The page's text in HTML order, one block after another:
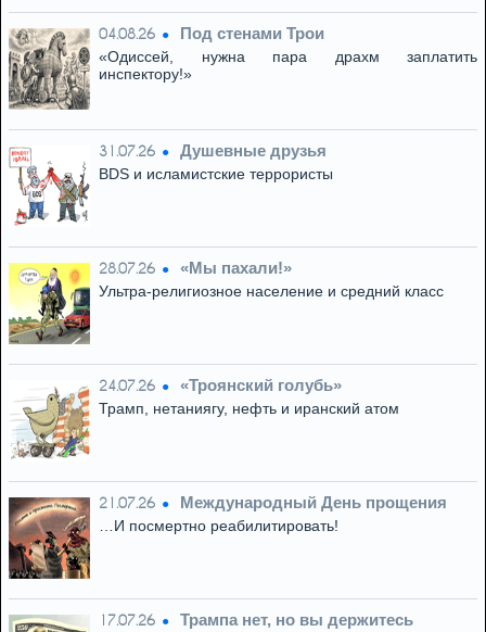
04.08.26 Под стенами Трои
«Одиссей, нужна пара драхм заплатить
инспектору!»
31.07.26 Душевные друзья
BDS и исламистские террористы
28.07.26 «Мы пахали!»
Ультра-религиозное население и средний класс
24.07.26 «Троянский голубь»
Трамп, нетаниягу, нефть и иранский атом
21.07.26 Международный День прощения
…И посмертно реабилитировать!
17.07.26 Трампа нет, но вы держитесь